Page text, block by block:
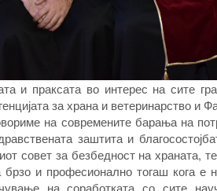
и праксата во интерес на сите
за храна и ветеринарство и
на современите барања на
заштита и
совет за безбедност на храната,
и професионално тогаш кога е
на соработката со сите